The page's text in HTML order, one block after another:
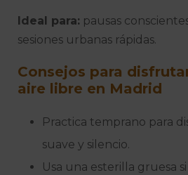
Ideal para: pausas
sesiones urbanas rápidas.
Consejos para
aire libre en Madrid
Practica temprano para
suave y silencio.
Usa una esterilla gruesa